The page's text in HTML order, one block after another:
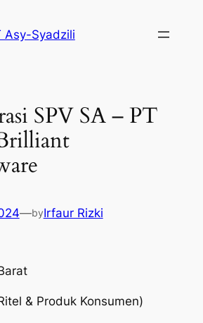
Asy-Syadzili
SPV SA – PT
—byIrfaur Rizki
& Produk Konsumen)